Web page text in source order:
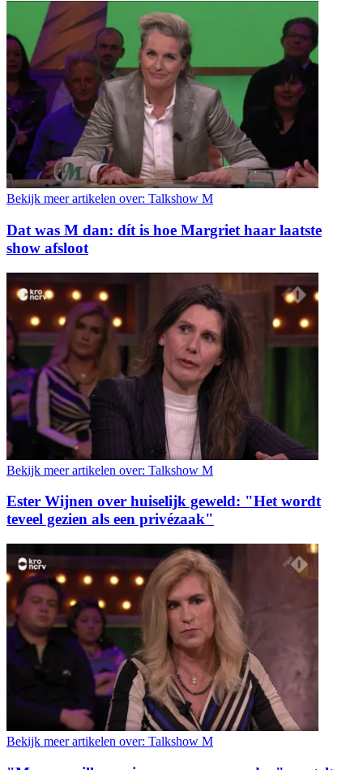
Bekijk meer artikelen over: Talkshow M
Dat was M dan: dít is hoe Margriet haar laatste
show afsloot
Bekijk meer artikelen over: Talkshow M
Ester Wijnen over huiselijk geweld: "Het wordt
teveel gezien als een privézaak"
Bekijk meer artikelen over: Talkshow M